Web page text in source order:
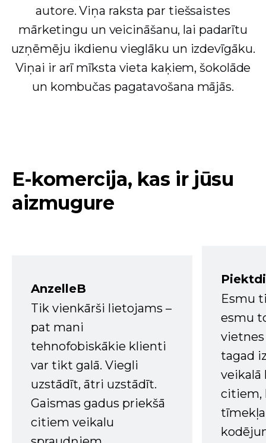
autore. Viņa raksta par tiešsaistes
mārketingu un veicināšanu, lai padarītu
uzņēmēju ikdienu vieglāku un izdevīgāku.
Viņai ir arī mīksta vieta kaķiem, šokolāde
un kombučas pagatavošana mājās.
E-komercija, kas ir jūsu
aizmugure
AnzelleB
Tik vienkārši lietojams –
pat mani
tehnofobiskākie klienti
var tikt galā. Viegli
uzstādīt, ātri uzstādīt.
Gaismas gadus priekšā
citiem veikalu
Esmu
esmu
tagad
veikalā
citiem,
tīmekļa